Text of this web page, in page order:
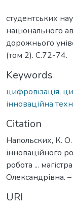
студентських
національного
дорожнього
(том 2). С.72-74.
Keywords
цифровізація,
інноваційна
Citation
Напольских, К. О.
інноваційного
робота ...
Олександрівна.
URI